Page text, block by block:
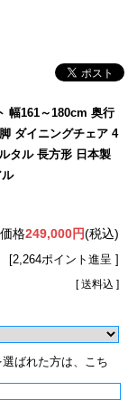
幅161～180cm 奥行
ダイニングチェア 4
タル 長方形 日本製
格249,000円(税込)
[2,264ポイント進呈 ]
[ 送料込 ]
ばれた方は、こち